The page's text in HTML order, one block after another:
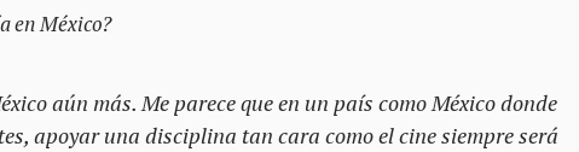
en México?
aún más. Me parece que en un país como México donde
apoyar una disciplina tan cara como el cine siempre será